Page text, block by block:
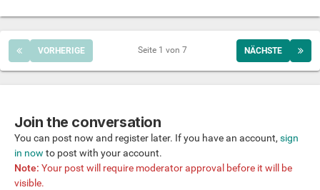
VORHERIGE NÄCHSTE
Seite 1 von 7
Join the conversation
You can post now and register later. If you have an account, sign
in now to post with your account.
Note: Your post will require moderator approval before it will be
visible.